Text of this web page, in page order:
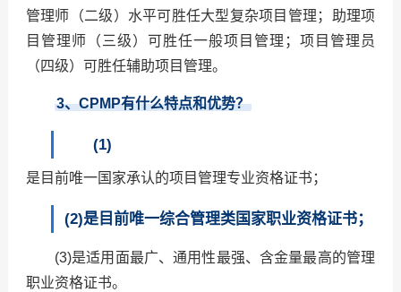
管理师（二级）水平可胜任大型复杂项目管理；助理项
目管理师（三级）可胜任一般项目管理；项目管理员
（四级）可胜任辅助项目管理。
3、CPMP有什么特点和优势？
(1)
是目前唯一国家承认的项目管理专业资格证书；
(2)是目前唯一综合管理类国家职业资格证书；
(3)是适用面最广、通用性最强、含金量最高的管理
职业资格证书。